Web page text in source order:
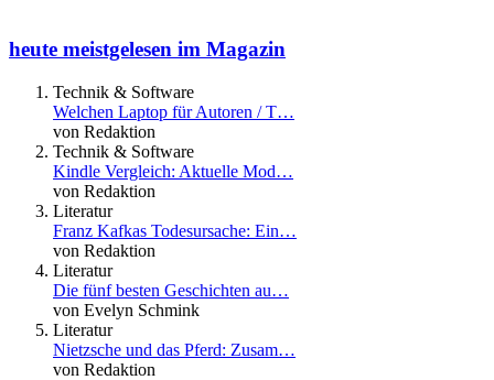
heute meistgelesen im Magazin
Technik & Software
Welchen Laptop für Autoren / T…
von Redaktion
Technik & Software
Kindle Vergleich: Aktuelle Mod…
von Redaktion
Literatur
Franz Kafkas Todesursache: Ein…
von Redaktion
Literatur
Die fünf besten Geschichten au…
von Evelyn Schmink
Literatur
Nietzsche und das Pferd: Zusam…
von Redaktion